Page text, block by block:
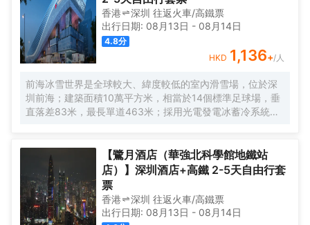
主，配合星級床品、希爾頓標準床墊，為您打造出一個全方位舒
適、寧靜、衞生、環保的住宿氛圍。是您出行在外的優質住宿選擇
地。酒店環境高雅整潔，客房全天供應熱水、洗漱用品等，設施齊
全，擁有人文精緻的房間，個性化的貼心服務，不一樣的人文情
懷，在這裏您將體會到酒店的温馨與浪漫，給您的旅程帶來輕鬆、
候您的到來！
灣口岸約15分鐘車程。附近全國知名的旅遊景點世界之窗、民俗
村、歡樂谷、花卉小鎮、野生動物園等等知名主題樂園，都相距酒
店約20分鐘車程。酒店以輕奢、雅緻、温馨的現代風格的理念為
主，配合星級床品、希爾頓標準床墊，為您打造出一個全方位舒
適、寧靜、衞生、環保的住宿氛圍。是您出行在外的優質住宿選擇
全，擁有人文精緻的房間，個性化的貼心服務，不一樣的人文情
懷，在這裏您將體會到酒店的温馨與浪漫，給您的旅程帶來輕鬆、
愉悦，悦享舒睡之旅。我們酒店所有員工將以細緻、專業的服務恭
香港 深圳 往返火車/高鐵票
出行日期: 08月13日 - 08月14日
4.8分
HKD 1,136+/人
前海冰雪世界是全球較大、緯度較低的室內滑雪場，位於深
圳前海；建築面積10萬平方米，相當於14個標準足球場，垂
直落差83米，最長單道463米‌；採用光電發電冰蓄冷系統，
【鷺月酒店（華強北科學館地鐵站
店）】深圳酒店+高鐵 2-5天自由行套
票
香港 深圳 往返火車/高鐵票
出行日期: 08月13日 - 08月14日